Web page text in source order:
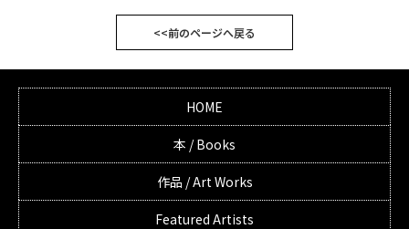
<<前のページへ戻る
HOME
本 / Books
作品 / Art Works
Featured Artists